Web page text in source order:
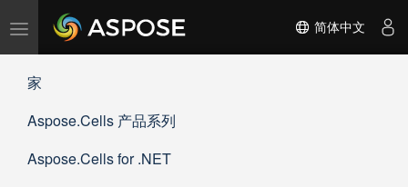
切
航
简体中文
家
Aspose.Cells 产品系列
Aspose.Cells for .NET